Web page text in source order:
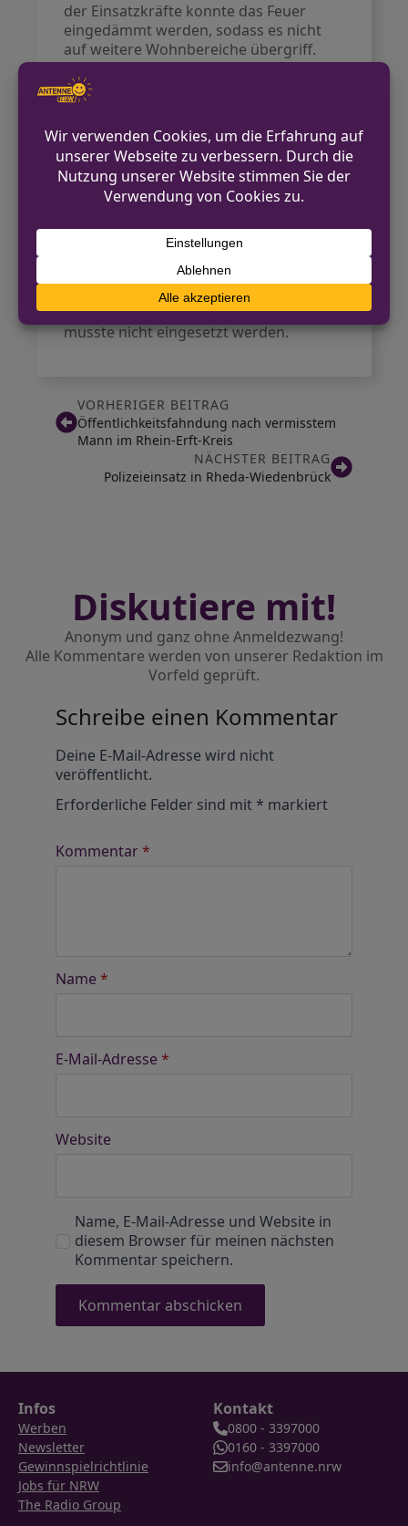
der Einsatzkräfte konnte das Feuer
eingedämmt werden, sodass es nicht
auf weitere Wohnbereiche übergriff.
AlleAnwesenden in dem Gebäude
blieben unverletzt. Die Kriminalpolizei
hat die Brandwohnung zur weiteren
Untersuchung beschlagnahmt. Alle
anderen Wohnungen in dem Gebäude
sind weiterhin bewohnbar.
Der Einsatz führte zeitweise zu
der Umgebung. Im Einsatz waren
mehrere Löschzüge der Berufs- und
Freiwilligen Feuerwehr sowie der
Rettungsdienst und Notfallseelsorger.
Eine Drehleiter zur Personenrettung
musste nicht eingesetzt werden.
VORHERIGER BEITRAG
Öffentlichkeitsfahndung nach vermisstem
Mann im Rhein-Erft-Kreis
NÄCHSTER BEITRAG
Polizeieinsatz in Rheda-Wiedenbrück
Diskutiere mit!
Anonym und ganz ohne Anmeldezwang!
Alle Kommentare werden von unserer Redaktion im
Vorfeld geprüft.
Schreibe einen Kommentar
Deine E-Mail-Adresse wird nicht
veröffentlicht.
Erforderliche Felder sind mit* markiert
Kommentar*
Name *
E-Mail-Adresse *
Website
Name, E-Mail-Adresse und Website in
diesem Browser für meinen nächsten
Kommentar speichern.
Infos
Werben
Newsletter
Gewinnspielrichtlinie
Jobs für NRW
The Radio Group
Kontakt
0800 - 3397000
0160 - 3397000
info@antenne.nrw